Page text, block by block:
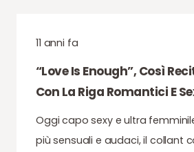
11 anni fa
“Love Is Enough”, Così
Con La Riga Romantici E
Oggi capo sexy e ultra
più sensuali e audaci, il collant